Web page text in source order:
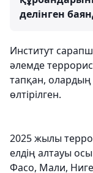
делінген
Институт
әлемде
тапқан,
өлтірілген.
2025 жылы
елдің алтауы
Фасо, Мали,